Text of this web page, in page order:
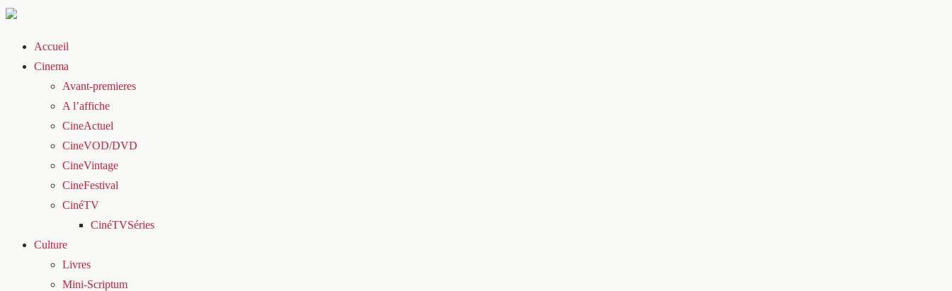
Accueil
Cinema
Avant-premieres
A l’affiche
CineActuel
CineVOD/DVD
CineVintage
CineFestival
CinéTV
CinéTVSéries
Culture
Livres
Mini-Scriptum